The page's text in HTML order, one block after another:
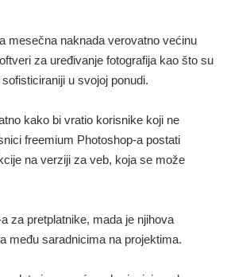
mesečna naknada verovatno većinu
za uređivanje fotografija kao što su
u svojoj ponudi.
kako bi vratio korisnike koji ne
freemium Photoshop-a postati
na verziji za veb, koja se može
za pretplatnike, mada je njihova
među saradnicima na projektima.